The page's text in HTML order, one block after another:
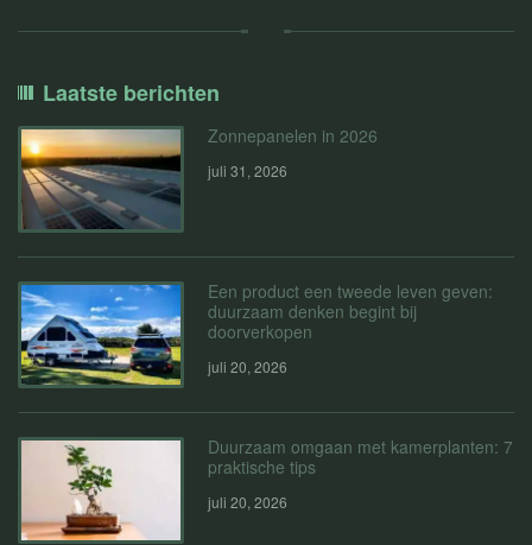
Laatste berichten
Zonnepanelen in 2026
juli 31, 2026
Een product een tweede leven geven:
duurzaam denken begint bij
doorverkopen
juli 20, 2026
Duurzaam omgaan met kamerplanten: 7
praktische tips
juli 20, 2026